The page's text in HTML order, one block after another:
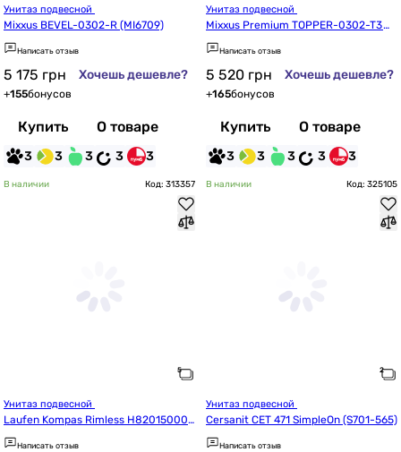
Mixxus BEVEL-0302-R (MI6709)
Написать отзыв
5 175 грн Хочешь дешевле?
+155бонусов
Купить О товаре
3 3 3 3 3
Mixxus Premium TOPPER-0302-T3
(MP6599)
Написать отзыв
5 520 грн Хочешь дешевле?
+165бонусов
Купить О товаре
3 3 3 3 3
В наличии Код: 313357
Laufen Kompas Rimless H820150000
0001
Написать отзыв
В наличии Код: 325105
Cersanit СЕТ 471 SimpleOn (S701-565)
Написать отзыв